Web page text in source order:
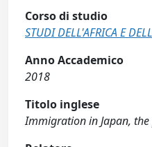
Corso di studio
STUDI DELL'AFRICA E
Anno Accademico
2018
Titolo inglese
Immigration in Japan,